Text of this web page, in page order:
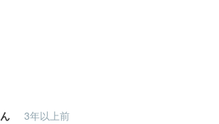
3年以上前